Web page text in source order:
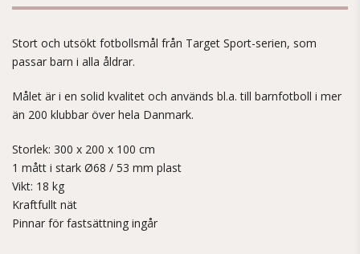
Stort och utsökt fotbollsmål från Target Sport-serien, som
passar barn i alla åldrar.
Målet är i en solid kvalitet och används bl.a. till barnfotboll i mer
än 200 klubbar över hela Danmark.
Storlek: 300 x 200 x 100 cm
1 mått i stark Ø68 / 53 mm plast
Vikt: 18 kg
Kraftfullt nät
Pinnar för fastsättning ingår